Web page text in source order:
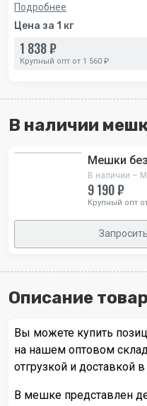
Подробнее
Цена за 1 кг
1 838 ₽
Крупный опт от 1 560 ₽
В наличии
Мешки
В наличии –
9 190 ₽
Крупный опт
Описание
Вы можете купить
на нашем оптовом
отгрузкой и доставкой
В мешке представлен